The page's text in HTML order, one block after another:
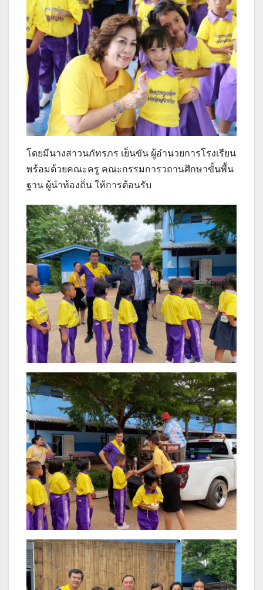
โดยมีนางสาวนภัทรภร เย็นขัน ผู้อำนวยการโรงเรียน
พร้อมด้วยคณะครู คณะกรรมการวถานศึกษาขั้นพื้น
ฐาน ผู้นำท้องถิ่น ให้การต้อนรับ